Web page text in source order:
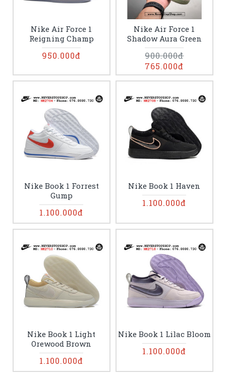
Nike Air Force 1
Reigning Champ
950.000đ
Nike Air Force 1
Shadow Aura Green
765.000đ
900.000đ
Nike Book 1 Forrest
Gump
1.100.000đ
Nike Book 1 Haven
1.100.000đ
Nike Book 1 Light
Orewood Brown
1.100.000đ
Nike Book 1 Lilac Bloom
1.100.000đ